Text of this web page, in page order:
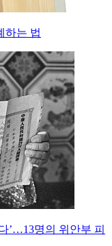
하는 법
’…13명의 위안부 피